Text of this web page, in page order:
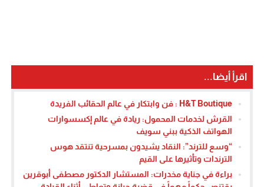
اقرأ أيضا...
H&T Boutique : فن وابتكار في عالم الحقائب الفريدة
القرش لخدمات المحمول: ريادة في عالم إكسسوارات
الهواتف الذكية ببني سويف
“وسع للترند”: النقاد يشيدون بمسرحية تنتقد هوس
الترندات وتأثيرها على القيم
براءة في جناية مخدرات: المستشار الدكتور مصطفى أبوقرين